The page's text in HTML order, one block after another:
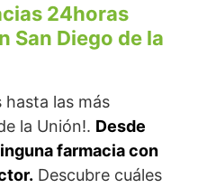
24horas
San Diego de la
hasta las más
la Unión!. Desde
farmacia con
Descubre cuáles